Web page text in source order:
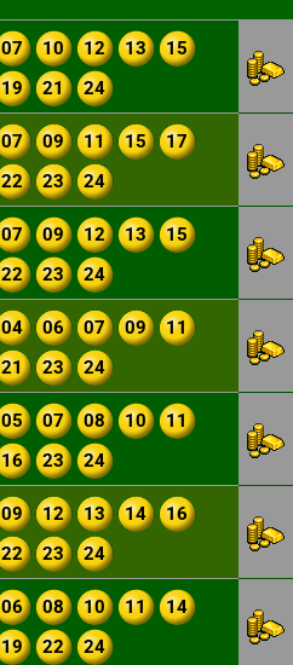
07 10 12 13
15
19 21 24
07 09 11 15
17
22 23 24
07 09 12 13
15
22 23 24
04 06 07 09
11
21 23 24
05 07 08 10
11
16 23 24
09 12 13 14
16
22 23 24
06 08 10 11
14
19 22 24